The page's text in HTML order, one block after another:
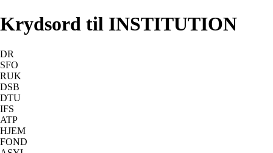
Krydsord til INSTITUTION
DR
SFO
RUK
DSB
DTU
IFS
ATP
HJEM
FOND